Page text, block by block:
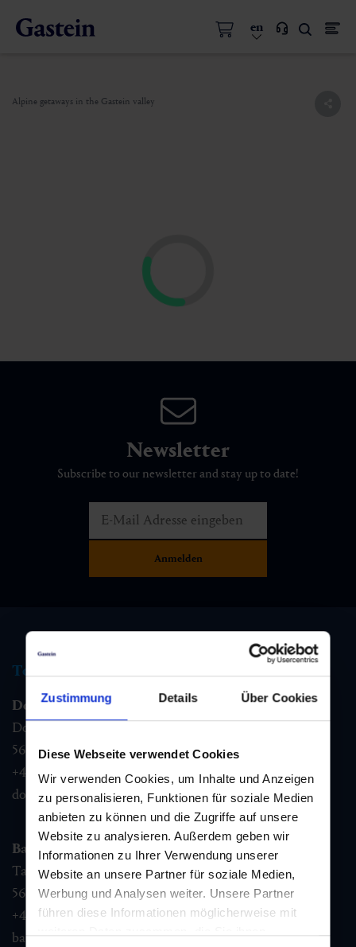
Zustimmung Details Über Cookies
Diese Webseite verwendet Cookies
Wir verwenden Cookies, um Inhalte und Anzeigen
zu personalisieren, Funktionen für soziale Medien
anbieten zu können und die Zugriffe auf unsere
Website zu analysieren. Außerdem geben wir
Informationen zu Ihrer Verwendung unserer
Website an unsere Partner für soziale Medien,
Werbung und Analysen weiter. Unsere Partner
führen diese Informationen möglicherweise mit
en
Alpine getaways in the Gastein valley
Newsletter
Subscribe to our newsletter and stay up to date!
Tourist information
Dorfgastein
Dorfstraße 1,
5632 Dorfgastein
+43 6432 3393 460
dorfgastein@gastein.com
Bad Hofgastein
Tauernplatz 1,
5630 Bad Hofgastein
+43 6432 3393 260
badhofgastein@gastein.com